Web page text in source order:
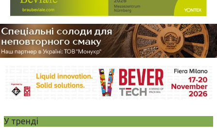
У тренді